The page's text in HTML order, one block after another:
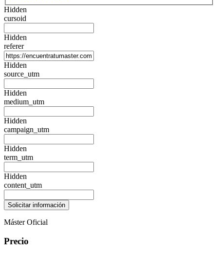
Hidden
cursoid
Hidden
referer
Hidden
source_utm
Hidden
medium_utm
Hidden
campaign_utm
Hidden
term_utm
Hidden
content_utm
Máster Oficial
Precio